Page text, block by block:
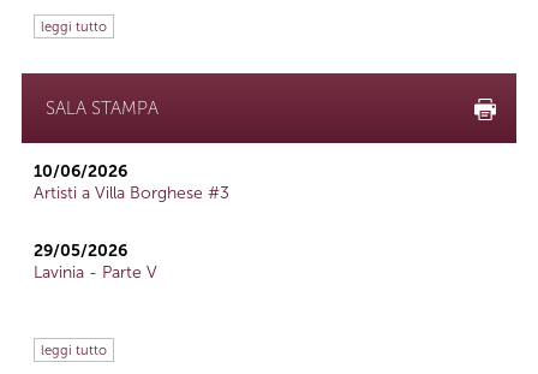
leggi tutto
SALA STAMPA
10/06/2026
Artisti a Villa Borghese #3
29/05/2026
Lavinia - Parte V
leggi tutto